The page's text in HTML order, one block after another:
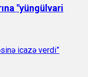
"yüngülvari